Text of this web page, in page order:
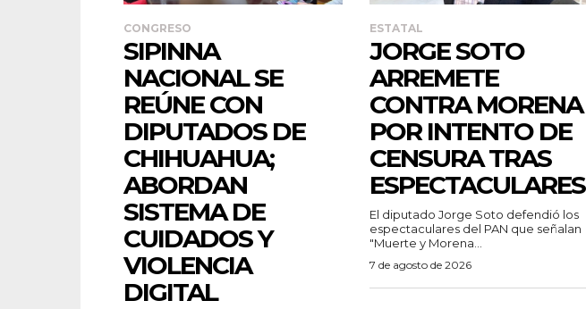
CONGRESO
SIPINNA
NACIONAL SE
REÚNE CON
DIPUTADOS DE
CHIHUAHUA;
ABORDAN
SISTEMA DE
CUIDADOS Y
VIOLENCIA
DIGITAL
ESTATAL
JORGE SOTO
ARREMETE
CONTRA MORENA
POR INTENTO DE
CENSURA TRAS
ESPECTACULARES
El diputado Jorge Soto defendió los
espectaculares del PAN que señalan
"Muerte y Morena...
7 de agosto de 2026